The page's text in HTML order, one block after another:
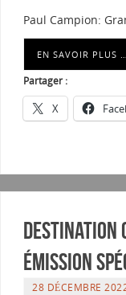
Paul Campion:
EN SAVOIR PLUS …
Partager :
X
Destination
émission
28 DÉCEMBRE